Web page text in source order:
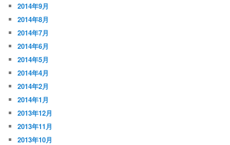
2014年9月
2014年8月
2014年7月
2014年6月
2014年5月
2014年4月
2014年2月
2014年1月
2013年12月
2013年11月
2013年10月